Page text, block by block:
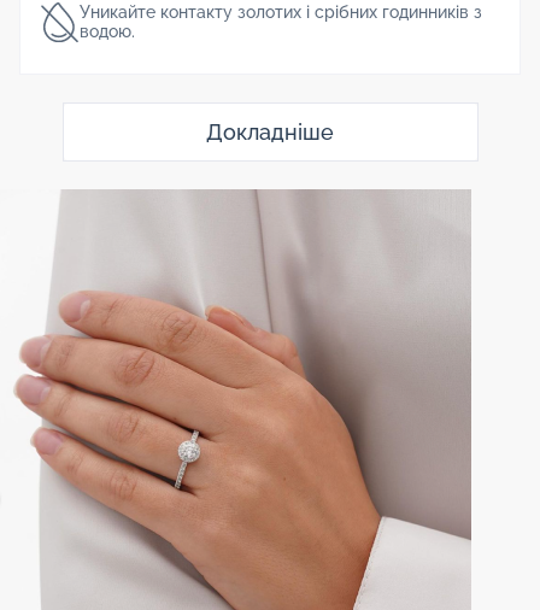
Уникайте контакту золотих і срібних годинників з
водою.
Докладніше